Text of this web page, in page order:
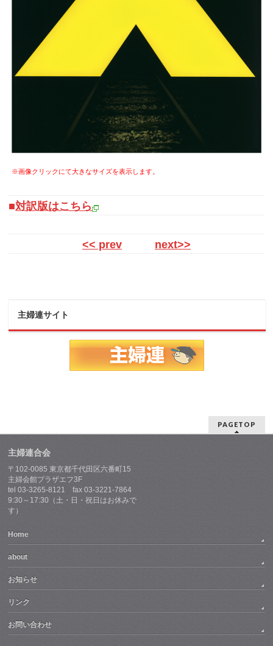
※画像クリックにて大きなサイズを表示します。
■対訳版はこちら
<< prev next>>
主婦連サイト
PAGETOP
主婦連合会
〒102-0085 東京都千代田区六番町15
主婦会館プラザエフ3F
tel 03-3265-8121 fax 03-3221-7864
9:30～17:30（土・日・祝日はお休みで
す）
Home
about
お知らせ
リンク
お問い合わせ